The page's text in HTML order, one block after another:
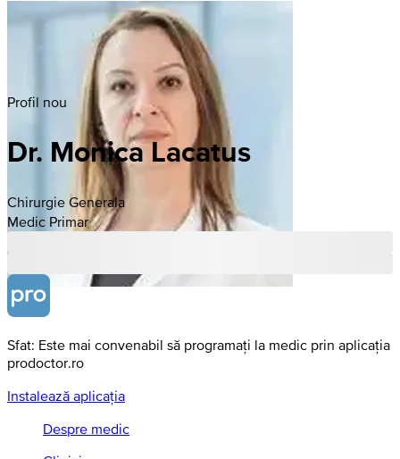
Profil nou
Dr. Monica Lacatus
Chirurgie Generala
Medic Primar
Sfat: Este mai convenabil să programați la medic prin aplicația
prodoctor.ro
Instalează aplicația
Despre medic